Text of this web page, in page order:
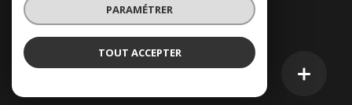
Réalisé par
PARAMÉTRER
TOUT ACCEPTER